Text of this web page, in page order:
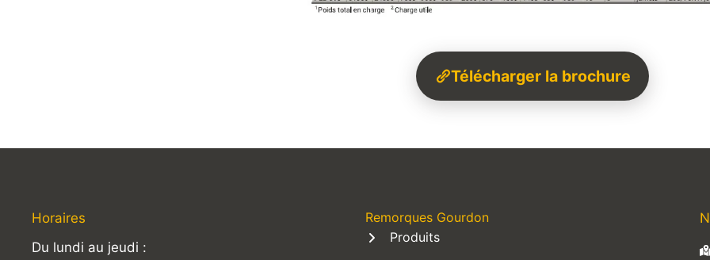
Télécharger la brochure
Horaires
Du lundi au jeudi :
Remorques Gourdon
Produits